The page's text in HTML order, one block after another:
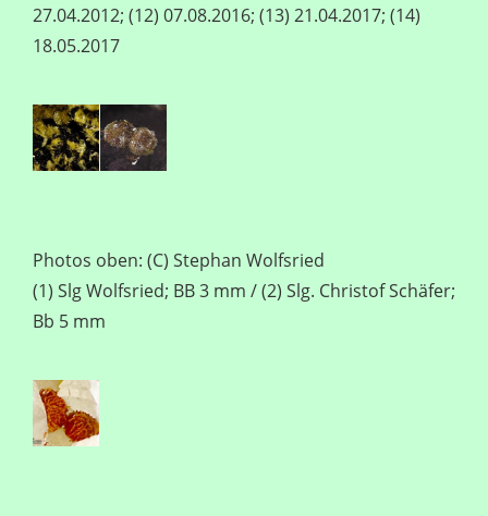
27.04.2012; (12) 07.08.2016; (13) 21.04.2017; (14)
18.05.2017
Photos oben: (C) Stephan Wolfsried
(1) Slg Wolfsried; BB 3 mm / (2) Slg. Christof Schäfer;
Bb 5 mm